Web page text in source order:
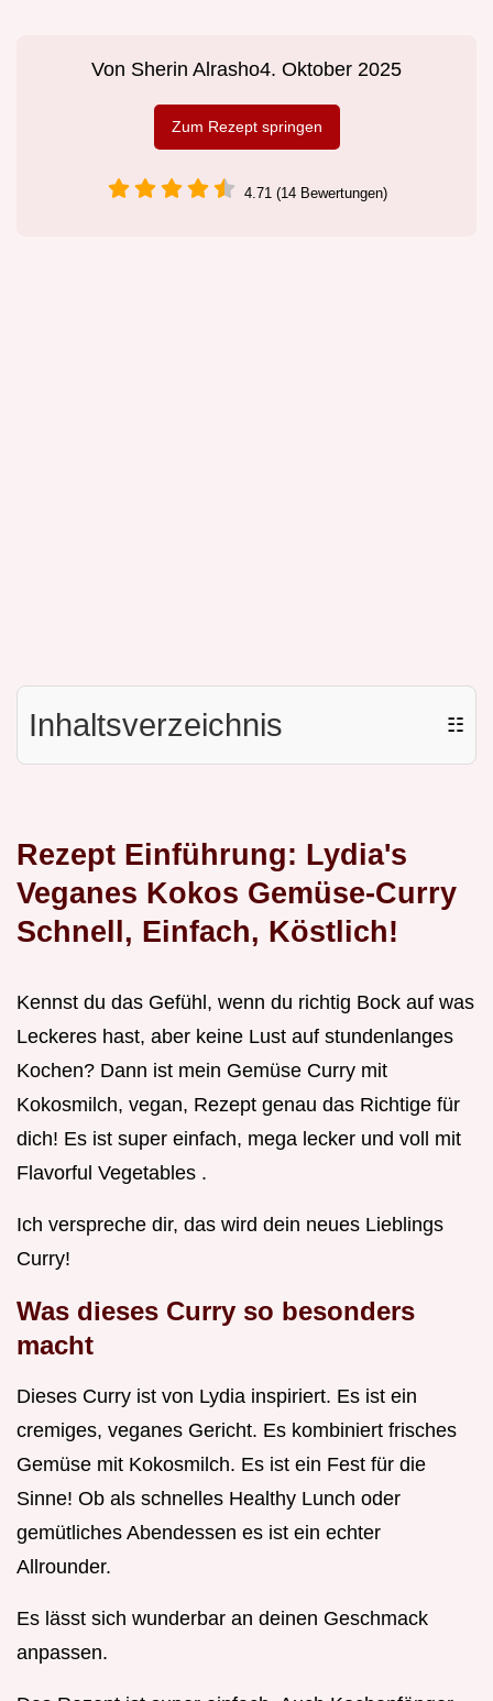
Von Sherin Alrasho4. Oktober 2025
Zum Rezept springen
4.71 (14 Bewertungen)
Inhaltsverzeichnis ☷
Rezept Einführung: Lydia's
Veganes Kokos Gemüse-Curry
Schnell, Einfach, Köstlich!
Kennst du das Gefühl, wenn du richtig Bock auf was
Leckeres hast, aber keine Lust auf stundenlanges
Kochen? Dann ist mein Gemüse Curry mit
Kokosmilch, vegan, Rezept genau das Richtige für
dich! Es ist super einfach, mega lecker und voll mit
Flavorful Vegetables .
Ich verspreche dir, das wird dein neues Lieblings
Curry!
Was dieses Curry so besonders
macht
Dieses Curry ist von Lydia inspiriert. Es ist ein
cremiges, veganes Gericht. Es kombiniert frisches
Gemüse mit Kokosmilch. Es ist ein Fest für die
Sinne! Ob als schnelles Healthy Lunch oder
gemütliches Abendessen es ist ein echter
Allrounder.
Es lässt sich wunderbar an deinen Geschmack
anpassen.